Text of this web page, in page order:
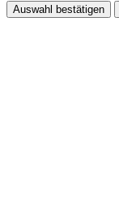
Auswahl bestätigen